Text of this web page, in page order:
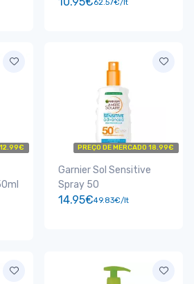
62.57€/lt
12.99€ PREÇO DE MERCADO 18.99€
Garnier Sol Sensitive
Spray 50
14.95€49.83€/lt